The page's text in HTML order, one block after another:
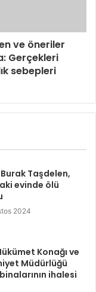
ve öneriler
Gerçekleri
sebepleri
Burak Taşdelen,
evinde ölü
2024
Konağı ve
Müdürlüğü
ihalesi